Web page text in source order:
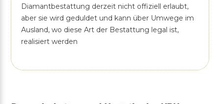
Diamantbestattung derzeit nicht offiziell erlaubt,
aber sie wird geduldet und kann über Umwege im
Ausland, wo diese Art der Bestattung legal ist,
realisiert werden